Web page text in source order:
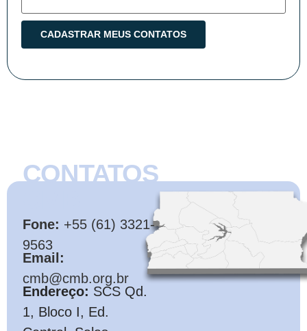
CONTATOS
Fone: +55 (61) 3321-
9563
Email:
cmb@cmb.org.br
Endereço: SCS Qd.
1, Bloco I, Ed.